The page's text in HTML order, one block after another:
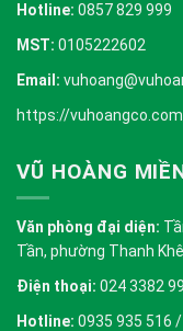
Hotline: 0857 829 999
MST: 0105222602
Email:
https://
VŨ HOÀNG
Văn phòng đại diện:
Tần, phường Thanh
Điện thoại: 024 3382
Hotline: 0935 935 516